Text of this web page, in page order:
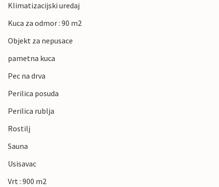
Klimatizacijski uredaj
Kuca za odmor : 90 m2
Objekt za nepusace
pametna kuca
Pec na drva
Perilica posuda
Perilica rublja
Rostilj
Sauna
Usisavac
Vrt : 900 m2